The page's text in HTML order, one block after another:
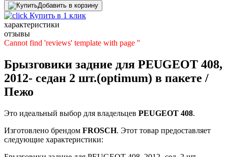
Добавить в корзину
Купить в 1 клик
характеристики
отзывы
Cannot find 'reviews' template with page ''
Брызговики задние для PEUGEOT 408,
2012- седан 2 шт.(optimum) в пакете /
Пежо
Это идеальный выбор для владельцев PEUGEOT 408.
Изготовлено брендом FROSCH. Этот товар предоставляет
следующие характеристики: